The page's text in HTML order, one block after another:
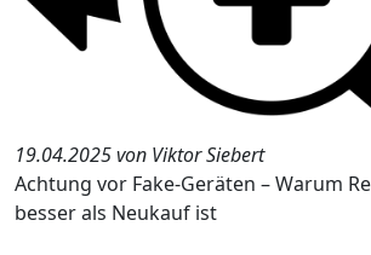
19.04.2025 von Viktor Siebert
Achtung vor Fake-Geräten – Warum
besser als Neukauf ist